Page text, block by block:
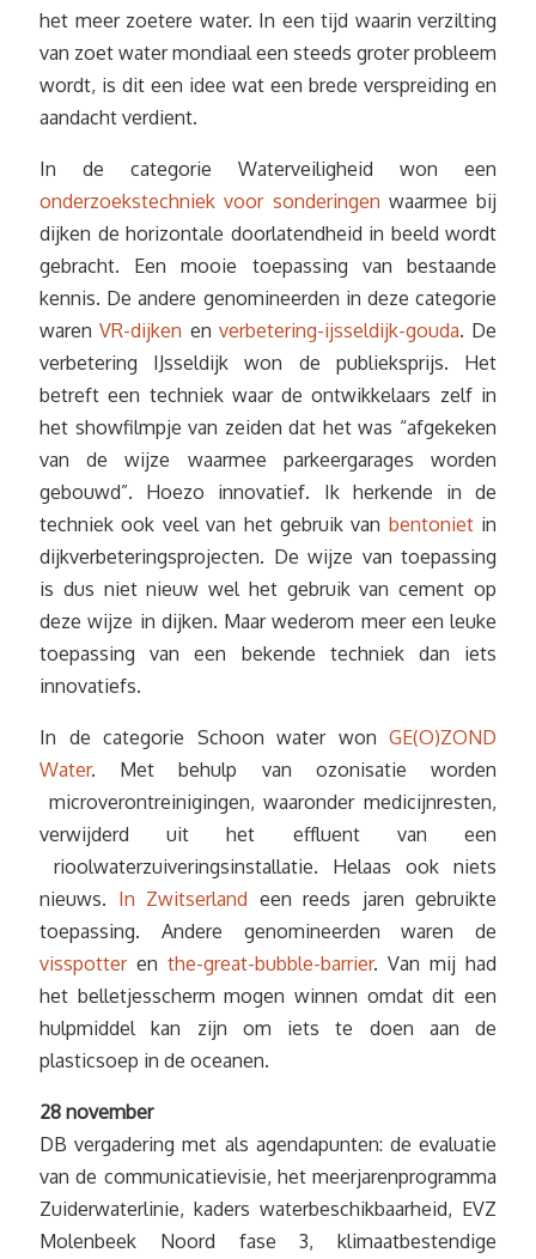
het meer zoetere water. In een tijd waarin verzilting
van zoet water mondiaal een steeds groter probleem
wordt, is dit een idee wat een brede verspreiding en
aandacht verdient.
In de categorie Waterveiligheid won een
onderzoekstechniek voor sonderingen waarmee bij
dijken de horizontale doorlatendheid in beeld wordt
gebracht. Een mooie toepassing van bestaande
kennis. De andere genomineerden in deze categorie
warenVR-dijken en verbetering-ijsseldijk-gouda. De
verbetering IJsseldijk won de publieksprijs. Het
betreft een techniek waar de ontwikkelaars zelf in
het showfilmpje van zeiden dat het was “afgekeken
van de wijze waarmee parkeergarages worden
gebouwd”. Hoezo innovatief. Ik herkende in de
techniek ook veel van het gebruik van bentonietin
dijkverbeteringsprojecten. De wijze van toepassing
is dus niet nieuw wel het gebruik van cement op
deze wijze in dijken. Maar wederom meer een leuke
toepassing van een bekende techniek dan iets
innovatiefs.
In de categorie Schoon water won GE(O)ZOND
Water. Met behulp van ozonisatie worden
microverontreinigingen, waaronder medicijnresten,
verwijderd uit het effluent van een
rioolwaterzuiveringsinstallatie. Helaas ook niets
nieuws. In Zwitserland een reeds jaren gebruikte
toepassing. Andere genomineerden waren de
visspotteren the-great-bubble-barrier. Van mij had
het belletjesscherm mogen winnen omdat dit een
hulpmiddel kan zijn om iets te doen aan de
plasticsoep in de oceanen.
28 november
DB vergadering met als agendapunten: de evaluatie
van de communicatievisie, het meerjarenprogramma
Zuiderwaterlinie, kaders waterbeschikbaarheid, EVZ
Molenbeek Noord fase 3, klimaatbestendige